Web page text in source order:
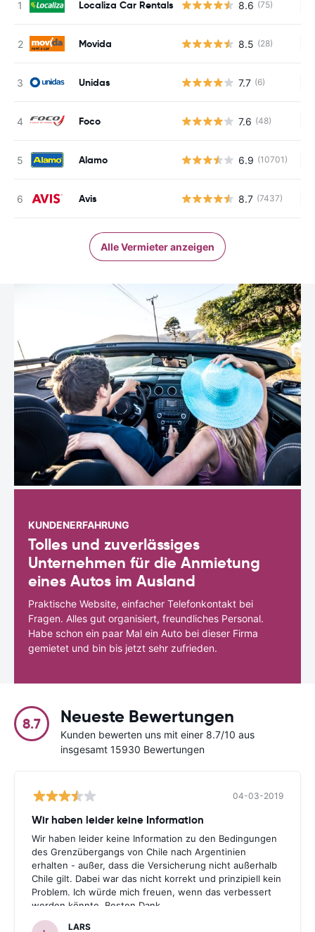
Localiza Car Rentals 8.6 (75)
Movida 8.5 (28)
Unidas 7.7 (6)
Foco 7.6 (48)
Alamo 6.9 (10701)
Avis 8.7 (7437)
Alle Vermieter anzeigen
KUNDENERFAHRUNG
Tolles und zuverlässiges
Unternehmen für die Anmietung
eines Autos im Ausland
Praktische Website, einfacher Telefonkontakt bei
Fragen. Alles gut organisiert, freundliches Personal.
Habe schon ein paar Mal ein Auto bei dieser Firma
gemietet und bin bis jetzt sehr zufrieden.
8.7 Neueste Bewertungen
Kunden bewerten uns mit einer 8.7/10 aus
insgesamt 15930 Bewertungen
04-03-2019
Wir haben leider keine Information
Wir haben leider keine Information zu den Bedingungen
des Grenzübergangs von Chile nach Argentinien
erhalten - außer, dass die Versicherung nicht außerhalb
Chile gilt. Dabei war das nicht korrekt und prinzipiell kein
Problem. Ich würde mich freuen, wenn das verbessert
werden könnte. Besten Dank.
LARS